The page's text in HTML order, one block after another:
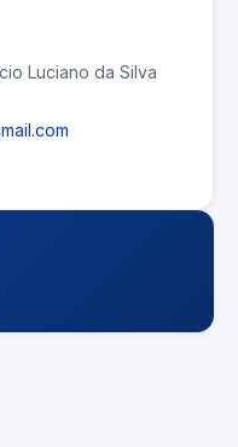
Luciano da Silva